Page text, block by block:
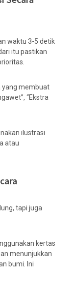
waktu 3-5 detik
itu pastikan
yang membuat
“Ekstra
ilustrasi
atau
tapi juga
kertas
menunjukkan
bumi. Ini